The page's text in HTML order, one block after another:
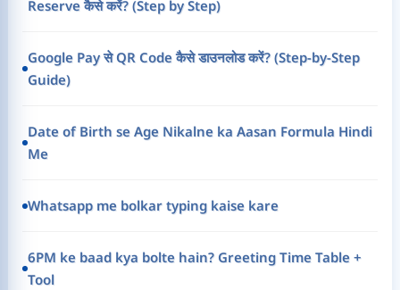
Reserve कैसे करें? (Step by Step)
Google Pay से QR Code कैसे डाउनलोड करें? (Step-by-Step
Guide)
Date of Birth se Age Nikalne ka Aasan Formula Hindi
Me
Whatsapp me bolkar typing kaise kare
6PM ke baad kya bolte hain? Greeting Time Table +
Tool